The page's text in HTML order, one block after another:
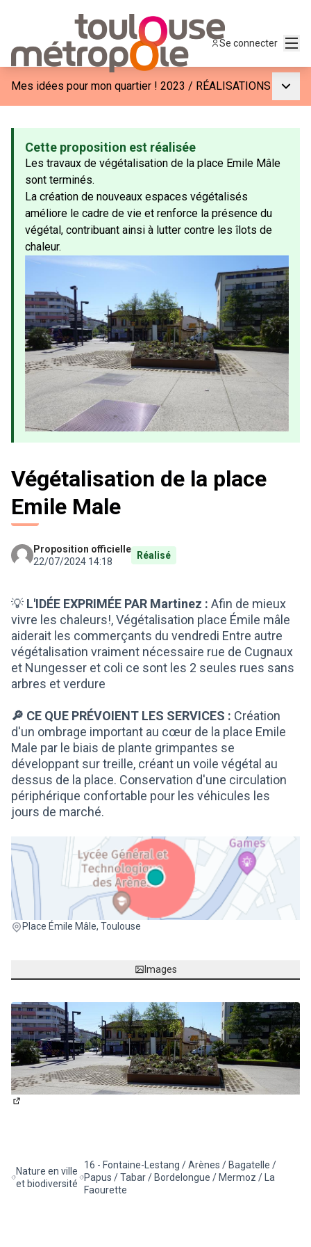
Se connecter
Mes idées pour mon quartier ! 2023 / RÉALISATIONS
Cette proposition est réalisée
Les travaux de végétalisation de la place Emile Mâle
sont terminés.
La création de nouveaux espaces végétalisés
améliore le cadre de vie et renforce la présence du
végétal, contribuant ainsi à lutter contre les îlots de
chaleur.
Végétalisation de la place
Emile Male
Proposition officielle
22/07/2024 14:18
Réalisé
💡 L'IDÉE EXPRIMÉE PAR Martinez : Afin de mieux
vivre les chaleurs!, Végétalisation place Émile mâle
aiderait les commerçants du vendredi Entre autre
végétalisation vraiment nécessaire rue de Cugnaux
et Nungesser et coli ce sont les 2 seules rues sans
arbres et verdure
🔎 CE QUE PRÉVOIENT LES SERVICES : Création
d'un ombrage important au cœur de la place Emile
Male par le biais de plante grimpantes se
développant sur treille, créant un voile végétal au
dessus de la place. Conservation d'une circulation
périphérique confortable pour les véhicules les
jours de marché.
Place Émile Mâle, Toulouse
(Lien externe)
Images
Filtrer les résultats de la catégorie : Nature en ville et biodiversité
Nature en ville
et biodiversité Filtrer les résultats pour le secteur : 16 - Fontaine-
16 - Fontaine-Lestang / Arènes / Bagatelle /
Papus / Tabar / Bordelongue / Mermoz / La
Faourette